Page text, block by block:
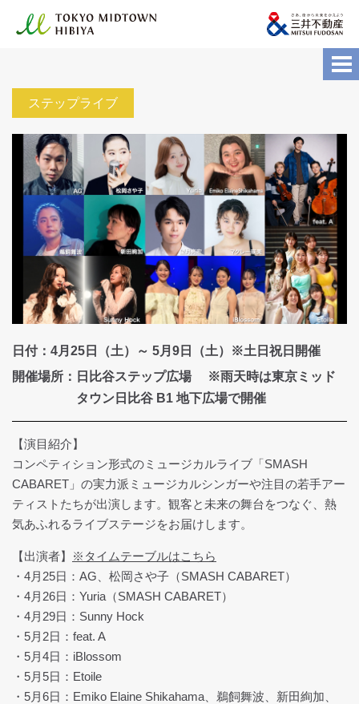
ステップライブ
日付： 4月25日（土）～ 5月9日（土）※土日祝日開催
開催場所：日比谷ステップ広場 ※雨天時は東京ミッド
タウン日比谷 B1 地下広場で開催
【演目紹介】
コンペティション形式のミュージカルライブ「SMASH
CABARET」の実力派ミュージカルシンガーや注目の若手アー
ティストたちが出演します。観客と未来の舞台をつなぐ、熱
気あふれるライブステージをお届けします。
【出演者】
※タイムテーブルはこちら
・4月25日：AG、松岡さや子（SMASH CABARET）
・4月26日：Yuria（SMASH CABARET）
・4月29日：Sunny Hock
・5月2日：feat. A
・5月4日：iBlossom
・5月5日：Etoile
・5月6日：Emiko Elaine Shikahama、鵜飼舞波、新田絢加、